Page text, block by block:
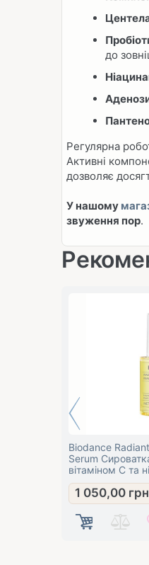
до
Регулярна
Активні
дозволяє
У нашому
звуження пор.
Biodance
Serum
вітаміном C та
1 050,00